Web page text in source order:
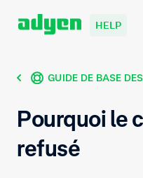
HELP
GUIDE DE BASE
Pourquoi le
refusé